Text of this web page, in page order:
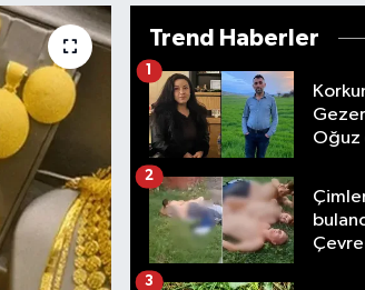
Trend Haberler
Oğuz
1
2
3